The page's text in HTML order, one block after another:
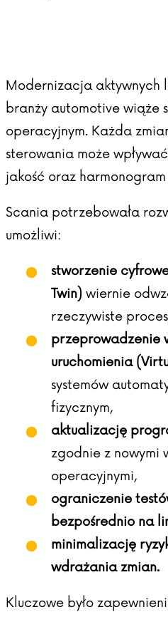
Modernizacja aktywnych
branży automotive wiąże
operacyjnym. Każda
sterowania może
jakość oraz
Scania potrzebowała
umożliwi:
stworzenie
Twin) wiernie
rzeczywiste
przeprowadzenie
uruchomienia
systemów
fizycznym,
aktualizację
zgodnie z nowymi
operacyjnymi,
ograniczenie
bezpośrednio na
minimalizację
wdrażania zmian.
Kluczowe było